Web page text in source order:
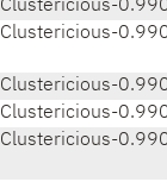
Clustericious-
Clustericious-
Clustericious-
Clustericious-
Clustericious-